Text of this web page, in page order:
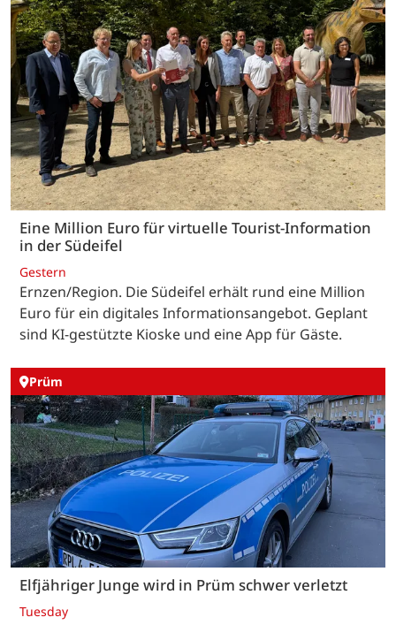
Eine Million Euro für virtuelle Tourist-Information
in der Südeifel
Gestern
Ernzen/Region. Die Südeifel erhält rund eine Million
Euro für ein digitales Informationsangebot. Geplant
sind KI-gestützte Kioske und eine App für Gäste.
Prüm
Elfjähriger Junge wird in Prüm schwer verletzt
Tuesday